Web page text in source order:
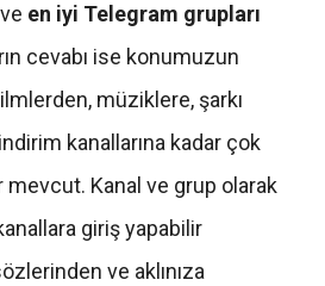
ve en iyi Telegram grupları
cevabı ise konumuzun
müziklere, şarkı
kanallarına kadar çok
mevcut. Kanal ve grup olarak
giriş yapabilir
ve aklınıza